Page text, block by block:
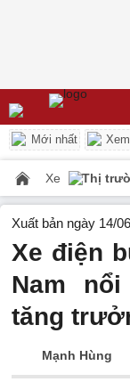
Mới nhất
Xe Thị
Xuất bản ngày 14/
Xe điện
Nam
tăng
Mạnh Hùng